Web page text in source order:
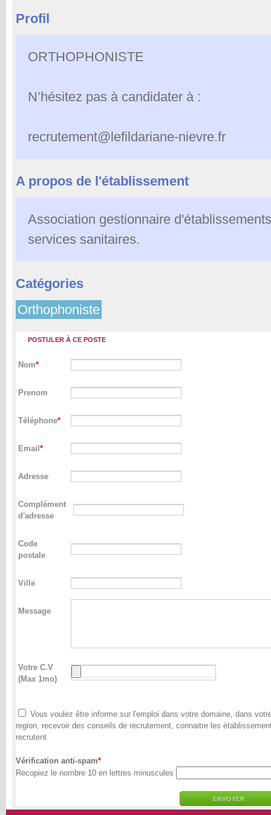
Profil
ORTHOPHONISTE
N’hésitez pas à candidater à :
recrutement@lefildariane-nievre.fr
A propos de l'établissement
Association gestionnaire
services sanitaires.
Catégories
Orthophoniste
POSTULER À CE POSTE
Nom
Prenom
Téléphone
Email
Adresse
Complément
d'adresse
Code
postale
Ville
Message
Votre C.V
(Max 1mo)
Vous voulez être informe sur l'emploi dans votre domaine, dans
region, recevoir des conseils de recrutement, connaitre les
recrutent
Vérification anti-spam
Recopiez le nombre 10 en lettres minuscules